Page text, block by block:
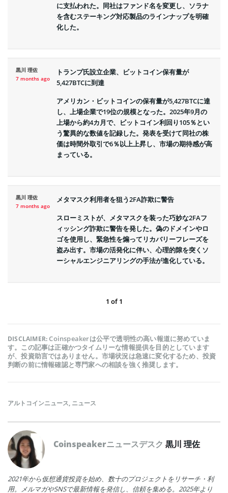
に支払われた。同社はファンド名を変更し、ソラナ
を含むステーキング対応製品のラインナップを明確
化した。
黒川 理佐
7 months ago
トランプ氏設立企業、ビットコイン保有量が
5,427BTCに到達
アメリカン・ビットコインの保有量が5,427BTCに達
し、上場企業で19位の規模となった。2025年9月の
上場から約4カ月で、ビットコイン利回り105％とい
う驚異的な数値を記録した。発表を受けて同社の株
価は時間外取引で6％以上上昇し、市場の期待感が高
まっている。
黒川 理佐
7 months ago
メタマスク利用者を狙う2FA詐欺に警告
スローミストが、メタマスクを装った巧妙な2FAフ
ィッシング詐欺に警告を発した。偽のドメインやロ
ゴを使用し、緊急性を煽ってリカバリーフレーズを
盗み出す。市場の活発化に伴い、心理的隙を突くソ
ーシャルエンジニアリングの手法が進化している。
1 of1
DISCLAIMER:Coinspeakerは公平で透明性の高い報道に努めていま
す。この記事は正確かつタイムリーな情報提供を目的としています
が、投資助言ではありません。市場状況は急速に変化するため、投資
判断の前に情報確認と専門家への相談を強く推奨します。
アルトコインニュース, ニュース
Coinspeakerニュースデスク 黒川 理佐
2021年から仮想通貨投資を始め、数十のプロジェクトをリサーチ・利
用。メルマガやSNSで最新情報を発信し、信頼を集める。2025年より